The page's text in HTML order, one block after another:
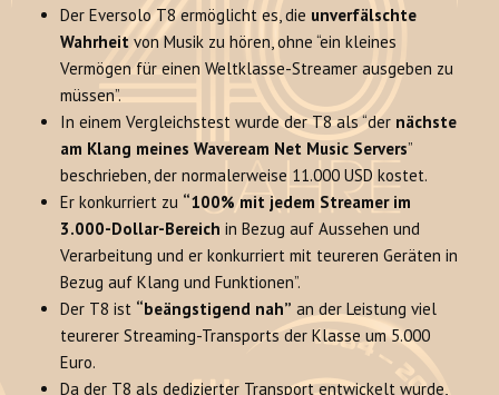
Der Eversolo T8 ermöglicht es, die unverfälschte
Wahrheit von Musik zu hören, ohne “ein kleines
Vermögen für einen Weltklasse-Streamer ausgeben zu
müssen”.
In einem Vergleichstest wurde der T8 als “der nächste
am Klang meines Waveream Net Music Servers”
beschrieben, der normalerweise 11.000 USD kostet.
Er konkurriert zu “100% mit jedem Streamer im
3.000-Dollar-Bereich in Bezug auf Aussehen und
Verarbeitung und er konkurriert mit teureren Geräten in
Bezug auf Klang und Funktionen”.
Der T8 ist “beängstigend nah” an der Leistung viel
teurerer Streaming-Transports der Klasse um 5.000
Euro.
Da der T8 als dedizierter Transport entwickelt wurde,